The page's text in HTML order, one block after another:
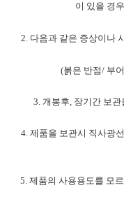
이 있을 경
2. 다음과 같은 증상이나
(붉은 반점/ 부
3. 개봉후, 장기간 보관
4. 제품을 보관시 직사광
5. 제품의 사용용도를 모